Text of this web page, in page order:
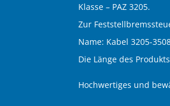
Klasse – PAZ 3205.
Zur
Name: Kabel 3205-
Die Länge des
Hochwertiges und